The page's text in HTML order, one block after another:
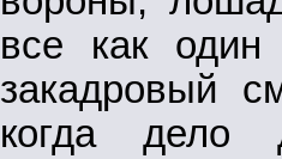
все как один
закадровый
когда